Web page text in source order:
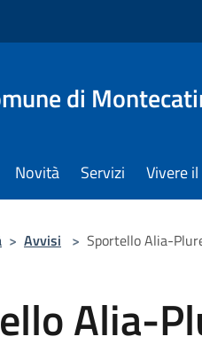
di
Novità Servizi Vivere
> Avvisi > Sportello Alia-
Alia-